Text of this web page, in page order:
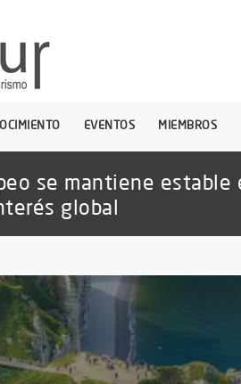
EVENTOS MIEMBROS
se mantiene
global